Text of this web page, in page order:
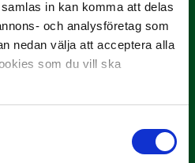
in kan komma att delas
och analysföretag som
nedan välja att acceptera alla
som du vill ska
priser när juni